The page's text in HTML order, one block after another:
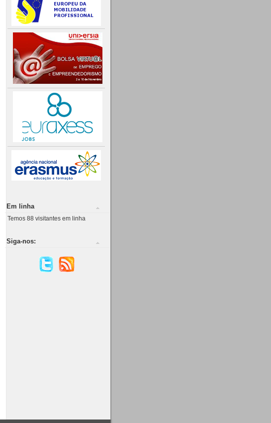
Em linha
Temos 88 visitantes em linha
Siga-nos: